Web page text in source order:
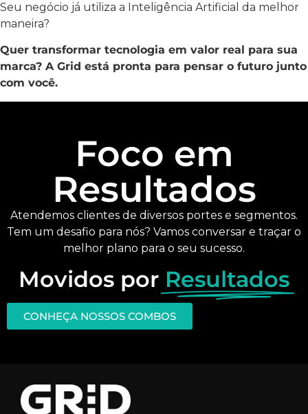
Seu negócio já utiliza a Inteligência Artificial da melhor
maneira?
Quer transformar tecnologia em valor real para sua
marca? A Grid está pronta para pensar o futuro junto
com você.
Foco em
Resultados
Atendemos clientes de diversos portes e segmentos.
Tem um desafio para nós? Vamos conversar e traçar o
melhor plano para o seu sucesso.
Movidos por Resultados
CONHEÇA NOSSOS COMBOS